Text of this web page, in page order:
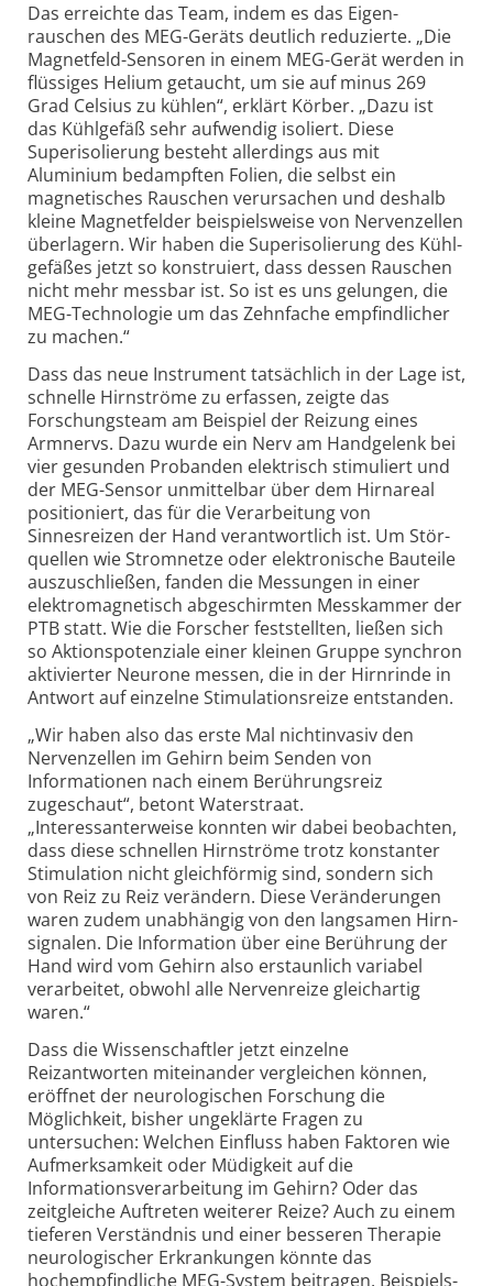
Das erreichte das Team, indem es das Eigen­
rauschen des MEG-Geräts deutlich reduzierte. „Die
Magnetfeld-Sensoren in einem MEG-Gerät werden in
flüssiges Helium getaucht, um sie auf minus 269
Grad Celsius zu kühlen“, erklärt Körber. „Dazu ist
das Kühlgefäß sehr aufwendig isoliert. Diese
Superisolierung besteht allerdings aus mit
Aluminium bedampften Folien, die selbst ein
magnetisches Rauschen verursachen und deshalb
kleine Magnetfelder beispielsweise von Nervenzellen
überlagern. Wir haben die Super­isolierung des Kühl­
gefäßes jetzt so konstruiert, dass dessen Rauschen
nicht mehr messbar ist. So ist es uns gelungen, die
MEG-Technologie um das Zehnfache empfindlicher
zu machen.“
Dass das neue Instrument tatsächlich in der Lage ist,
schnelle Hirnströme zu erfassen, zeigte das
Forschungs­team am Beispiel der Reizung eines
Armnervs. Dazu wurde ein Nerv am Handgelenk bei
vier gesunden Probanden elektrisch stimuliert und
der MEG-Sensor unmittelbar über dem Hirn­areal
positioniert, das für die Verarbeitung von
Sinnesreizen der Hand verantwortlich ist. Um Stör­
quellen wie Stromnetze oder elektronische Bauteile
auszuschließen, fanden die Messungen in einer
elektro­magnetisch abgeschirmten Messkammer der
PTB statt. Wie die Forscher feststellten, ließen sich
so Aktionspotenziale einer kleinen Gruppe synchron
aktivierter Neurone messen, die in der Hirnrinde in
Antwort auf einzelne Stimulations­reize entstanden.
„Wir haben also das erste Mal nichtinvasiv den
Nervenzellen im Gehirn beim Senden von
Informationen nach einem Berührungsreiz
zugeschaut“, betont Waterstraat.
„Interessanterweise konnten wir dabei beobachten,
dass diese schnellen Hirnströme trotz konstanter
Stimulation nicht gleichförmig sind, sondern sich
von Reiz zu Reiz verändern. Diese Veränderungen
waren zudem unabhängig von den langsamen Hirn­
signalen. Die Information über eine Berührung der
Hand wird vom Gehirn also erstaunlich variabel
verarbeitet, obwohl alle Nervenreize gleichartig
waren.“
Dass die Wissenschaftler jetzt einzelne
Reizantworten miteinander vergleichen können,
eröffnet der neurologischen Forschung die
Möglichkeit, bisher ungeklärte Fragen zu
untersuchen: Welchen Einfluss haben Faktoren wie
Aufmerksamkeit oder Müdigkeit auf die
Informationsverarbeitung im Gehirn? Oder das
zeitgleiche Auftreten weiterer Reize? Auch zu einem
tieferen Verständnis und einer besseren Therapie
neurologischer Erkrankungen könnte das
hochempfindliche MEG-System beitragen. Beispiels­